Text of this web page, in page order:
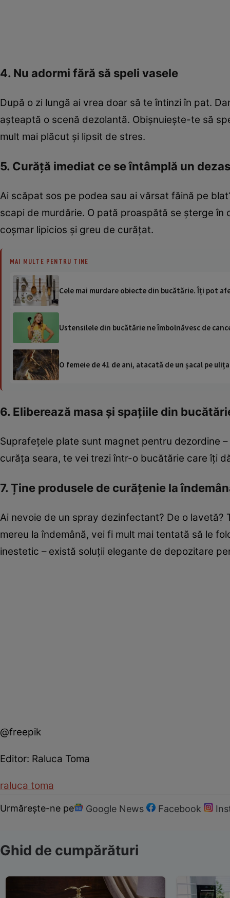
4. Nu adormi fără să speli vasele
După o zi lungă ai vrea doar să te întinzi în pat.
așteaptă o scenă dezolantă. Obișnuiește-te să
mult mai plăcut și lipsit de stres.
5. Curăță imediat ce se întâmplă un
Ai scăpat sos pe podea sau ai vărsat făină pe
scapi de murdărie. O pată proaspătă se șterge
coșmar lipicios și greu de curățat.
MAI MULTE PENTRU TINE
Cele mai murdare obiecte din bucătărie. Îți pot
Ustensilele din bucătărie ne îmbolnăvesc de
O femeie de 41 de ani, atacată de un șacal pe
6. Eliberează masa și spațiile din
Suprafețele plate sunt magnet pentru dezordine
curăța seara, te vei trezi într-o bucătărie care îți
7. Ține produsele de curățenie la
Ai nevoie de un spray dezinfectant? De o lavetă?
mereu la îndemână, vei fi mult mai tentată să le
inestetic – există soluții elegante de depozitare
@freepik
Editor: Raluca Toma
raluca toma
Urmărește-ne pe Google News Facebook
Ghid de cumpărături